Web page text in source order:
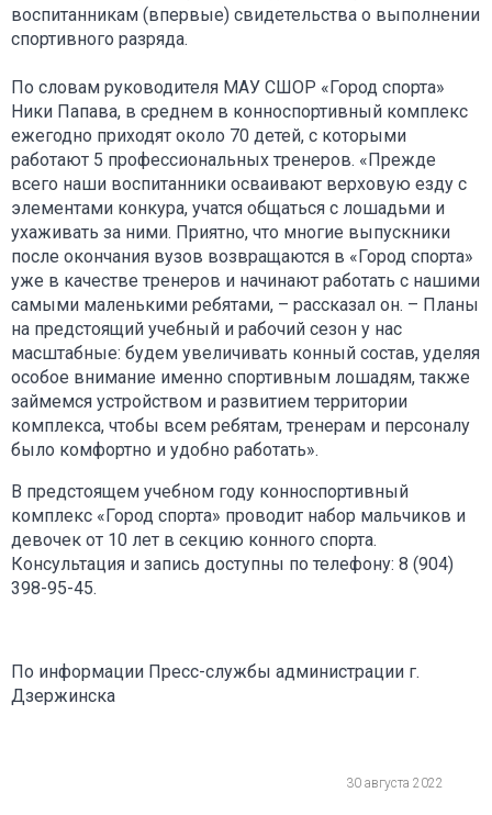
воспитанникам (впервые) свидетельства о выполнении
спортивного разряда.
По словам руководителя МАУ СШОР «Город спорта»
Ники Папава, в среднем в конноспортивный комплекс
ежегодно приходят около 70 детей, с которыми
работают 5 профессиональных тренеров. «Прежде
всего наши воспитанники осваивают верховую езду с
элементами конкура, учатся общаться с лошадьми и
ухаживать за ними. Приятно, что многие выпускники
после окончания вузов возвращаются в «Город спорта»
уже в качестве тренеров и начинают работать с нашими
самыми маленькими ребятами, – рассказал он. – Планы
на предстоящий учебный и рабочий сезон у нас
масштабные: будем увеличивать конный состав, уделяя
особое внимание именно спортивным лошадям, также
займемся устройством и развитием территории
комплекса, чтобы всем ребятам, тренерам и персоналу
было комфортно и удобно работать».
В предстоящем учебном году конноспортивный
комплекс «Город спорта» проводит набор мальчиков и
девочек от 10 лет в секцию конного спорта.
Консультация и запись доступны по телефону: 8 (904)
398-95-45.
По информации Пресс-службы администрации г.
Дзержинска
30 августа 2022